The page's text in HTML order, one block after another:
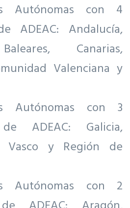
Autónomas con 4
ADEAC: Andalucía,
Canarias,
Valenciana y
Autónomas con 3
ADEAC: Galicia,
Vasco y Región de
Autónomas con 2